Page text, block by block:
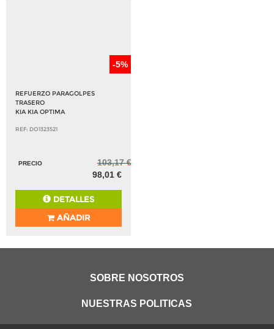
-5%
REFUERZO PARAGOLPES
TRASERO
KIA KIA OPTIMA
REF: DO1323521
PRECIO
103,17 €
98,01 €
DETALLES
AÑADIR
SOBRE NOSOTROS
NUESTRAS POLITICAS